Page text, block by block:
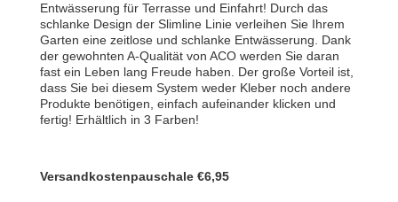
Entwässerung für Terrasse und Einfahrt! Durch das
schlanke Design der Slimline Linie verleihen Sie Ihrem
Garten eine zeitlose und schlanke Entwässerung. Dank
der gewohnten A-Qualität von ACO werden Sie daran
fast ein Leben lang Freude haben. Der große Vorteil ist,
dass Sie bei diesem System weder Kleber noch andere
Produkte benötigen, einfach aufeinander klicken und
fertig! Erhältlich in 3 Farben!
Versandkostenpauschale €6,95